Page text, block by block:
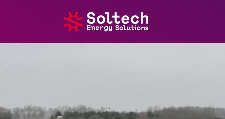
Referenser